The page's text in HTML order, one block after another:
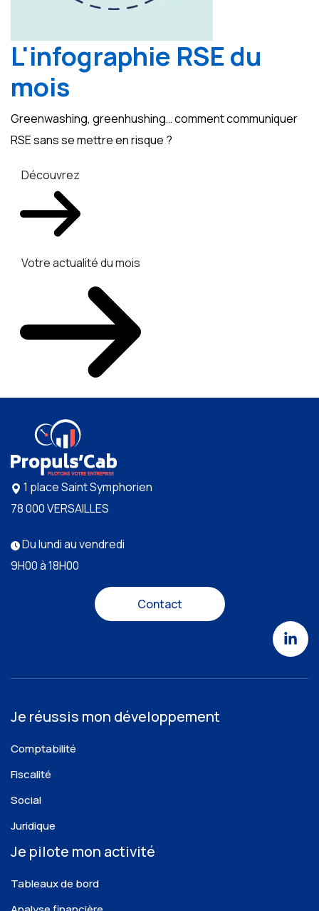
L'infographie RSE du
mois
Greenwashing, greenhushing… comment communiquer
RSE sans se mettre en risque ?
Découvrez
Votre actualité du mois
1 place Saint Symphorien
78 000 VERSAILLES
Du lundi au vendredi
9H00 à 18H00
Contact
Je réussis mon développement
Comptabilité
Fiscalité
Social
Juridique
Je pilote mon activité
Tableaux de bord